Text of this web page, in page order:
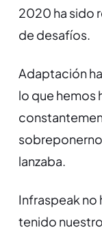
2020 ha sido
de desafíos.
Adaptación
lo que hemos
lanzaba.
Infraspeak no
tenido